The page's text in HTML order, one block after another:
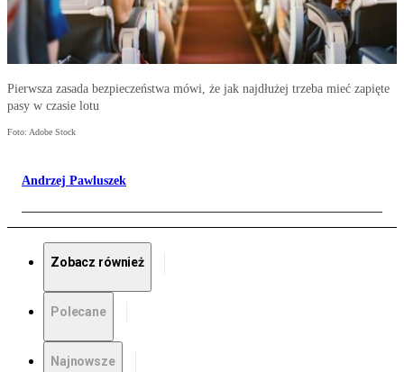
Pierwsza zasada bezpieczeństwa mówi, że jak najdłużej trzeba mieć zapięte
pasy w czasie lotu
Foto: Adobe Stock
Andrzej Pawluszek
Zobacz również
Polecane
Najnowsze